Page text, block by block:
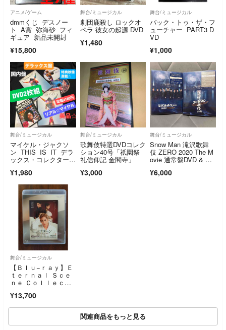
アニメ/ゲーム
dmmくじ デスノー
ト A賞 弥海砂 フィ
ギュア 新品未開封
¥15,800
舞台/ミュージカル
劇団鹿殺し ロックオ
ペラ 彼女の起源 DVD
¥1,480
舞台/ミュージカル
バック・トゥ・ザ・フ
ューチャー PART3 D
VD
¥1,000
舞台/ミュージカル
マイケル・ジャクソ
ン THIS IS IT デラ
ックス・コレクター
D
¥1,980
舞台/ミュージカル
歌舞伎特選DVDコレク
ション40号「祇園祭
礼信仰記 金閣寺」
¥3,000
舞台/ミュージカル
Snow Man 滝沢歌舞
伎 ZERO 2020 The M
ovie 通常盤DVD & 初
¥6,000
舞台/ミュージカル
【Ｂｌｕ−ｒａｙ】Ｅ
ｔｅｒｎａｌ Ｓｃｅ
ｎｅ Ｃｏｌｌｅｃｔ
ホール公演 ミュージ
カル ノクターン−遠…
¥13,700
関連商品をもっと見る